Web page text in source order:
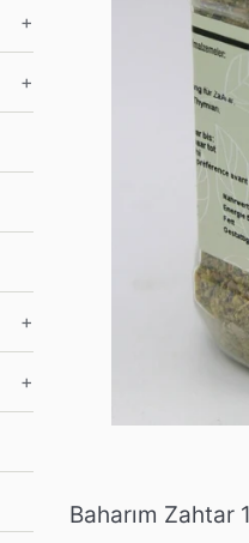
+
+
+
+
Baharım Zahtar